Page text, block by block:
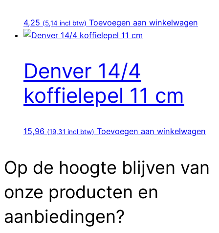
4,25 (5,14 incl btw) Toevoegen aan winkelwagen
Denver 14/4
koffielepel 11 cm
15,96 (19,31 incl btw) Toevoegen aan winkelwagen
Op de hoogte blijven van
onze producten en
aanbiedingen?